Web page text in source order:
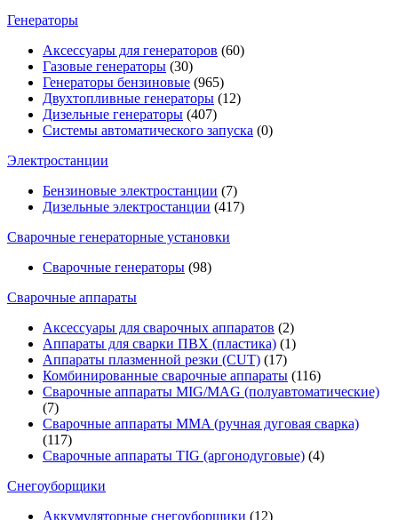
Генераторы
Аксессуары для генераторов (60)
Газовые генераторы (30)
Генераторы бензиновые (965)
Двухтопливные генераторы (12)
Дизельные генераторы (407)
Системы автоматического запуска (0)
Электростанции
Бензиновые электростанции (7)
Дизельные электростанции (417)
Сварочные генераторные установки
Сварочные генераторы (98)
Сварочные аппараты
Аксессуары для сварочных аппаратов (2)
Аппараты для сварки ПВХ (пластика) (1)
Аппараты плазменной резки (CUT) (17)
Комбинированные сварочные аппараты (116)
Сварочные аппараты MIG/MAG (полуавтоматические)
(7)
Сварочные аппараты MMA (ручная дуговая сварка)
(117)
Сварочные аппараты TIG (аргонодуговые) (4)
Снегоуборщики
Аккумуляторные снегоуборщики (12)